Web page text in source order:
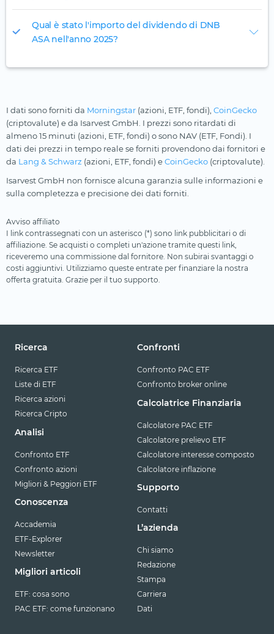
Qual è stato l'importo del dividendo di DNB
ASA nell'anno 2025?
I dati sono forniti da Morningstar (azioni, ETF, fondi), CoinGecko
(criptovalute) e da Isarvest GmbH. I prezzi sono ritardati di
almeno 15 minuti (azioni, ETF, fondi) o sono NAV (ETF, Fondi). I
dati dei prezzi in tempo reale se forniti provendono dai fornitori e
da Lang & Schwarz (azioni, ETF, fondi) eCoinGecko (criptovalute).
Isarvest GmbH non fornisce alcuna garanzia sulle informazioni e
sulla completezza e precisione dei dati forniti.
Avviso affiliato
I link contrassegnati con un asterisco (*) sono link pubblicitari o di
affiliazione. Se acquisti o completi un'azione tramite questi link,
riceveremo una commissione dal fornitore. Non subirai svantaggi o
costi aggiuntivi. Utilizziamo queste entrate per finanziare la nostra
offerta gratuita. Grazie per il tuo supporto.
Ricerca
Ricerca ETF
Liste di ETF
Ricerca azioni
Ricerca Cripto
Analisi
Confronto ETF
Confronto azioni
Migliori & Peggiori ETF
Conoscenza
Accademia
ETF-Explorer
Newsletter
Migliori articoli
ETF: cosa sono
PAC ETF: come funzionano
Confronti
Confronto PAC ETF
Confronto broker online
Calcolatrice Finanziaria
Calcolatore PAC ETF
Calcolatore prelievo ETF
Calcolatore interesse composto
Calcolatore inflazione
Supporto
Contatti
L’azienda
Chi siamo
Redazione
Stampa
Carriera
Dati